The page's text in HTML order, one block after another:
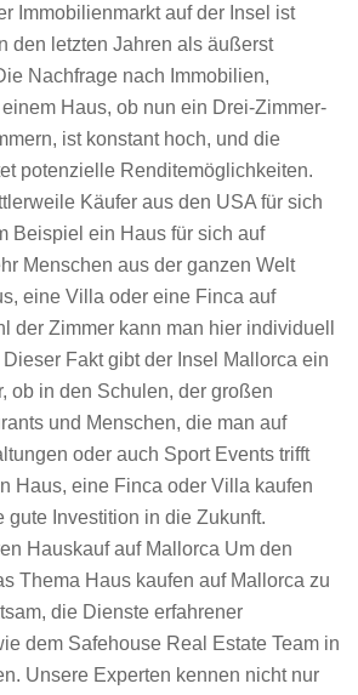
Immobilienmarkt auf der Insel ist
den letzten Jahren als äußerst
Nachfrage nach Immobilien,
Haus, ob nun ein Drei-Zimmer-
ist konstant hoch, und die
potenzielle Renditemöglichkeiten.
Käufer aus den USA für sich
Beispiel ein Haus für sich auf
Menschen aus der ganzen Welt
eine Villa oder eine Finca auf
der Zimmer kann man hier individuell
Fakt gibt der Insel Mallorca ein
ob in den Schulen, der großen
und Menschen, die man auf
oder auch Sport Events trifft
Haus, eine Finca oder Villa kaufen
gute Investition in die Zukunft.
Hauskauf auf Mallorca Um den
Thema Haus kaufen auf Mallorca zu
die Dienste erfahrener
dem Safehouse Real Estate Team in
Unsere Experten kennen nicht nur